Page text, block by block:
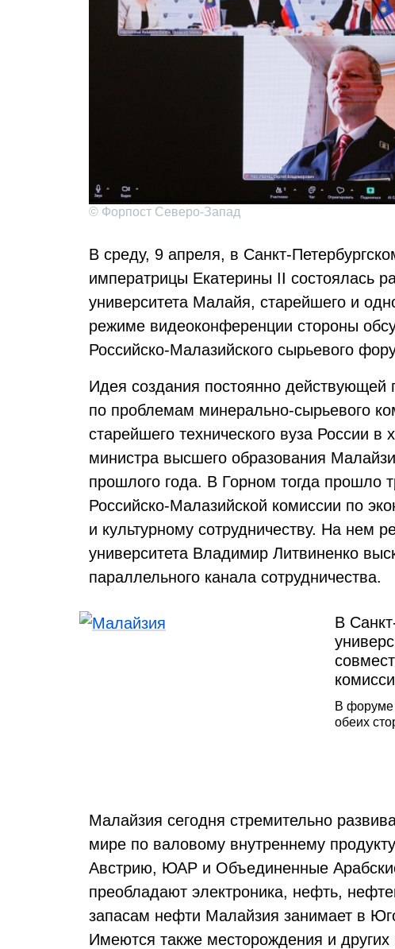
© Форпост Северо-Запад
В среду, 9 апреля, в Санкт-
императрицы Екатерины II состоялась
университета Малайя, старейшего и
режиме видеоконференции стороны
Российско-Малазийского сырьевого
Идея создания постоянно действующей
по проблемам минерально-сырьевого
старейшего технического вуза России в
министра высшего образования
прошлого года. В Горном тогда прошло
Российско-Малазийской комиссии по
и культурному сотрудничеству. На нем
университета Владимир Литвиненко
параллельного канала сотрудничества.
В
В форуме
обеих
Малайзия сегодня стремительно
мире по валовому внутреннему
Австрию, ЮАР и Объединенные
преобладают электроника, нефть,
запасам нефти Малайзия занимает в
Имеются также месторождения и